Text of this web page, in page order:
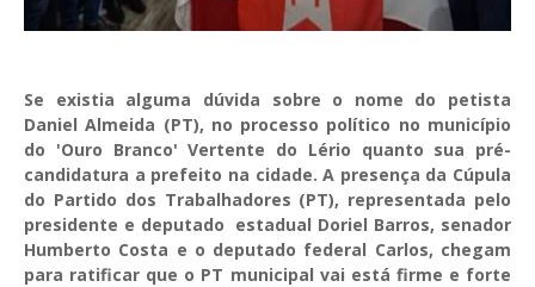
Se existia alguma dúvida sobre o nome do petista
Daniel Almeida (PT), no processo político no município
do 'Ouro Branco' Vertente do Lério quanto sua pré-
candidatura a prefeito na cidade. A presença da Cúpula
do Partido dos Trabalhadores (PT), representada pelo
presidente e deputado estadual Doriel Barros, senador
Humberto Costa e o deputado federal Carlos, chegam
para ratificar que o PT municipal vai está firme e forte